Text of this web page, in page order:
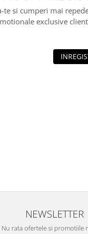
te si cumperi mai
exclusive
NEWSLETTER
Nu rata ofertele si promotiile